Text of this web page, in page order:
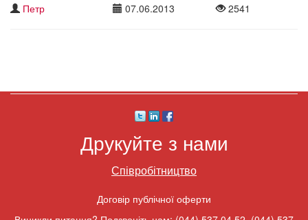
Петр 07.06.2013 2541
Друкуйте з нами
Співробітництво
Договір публічної оферти